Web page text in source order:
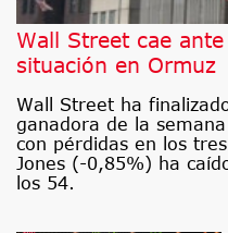
Wall Street cae
situación en Ormuz
Wall Street ha
ganadora de la
con pérdidas en los
Jones (-0,85%) ha
los 54.